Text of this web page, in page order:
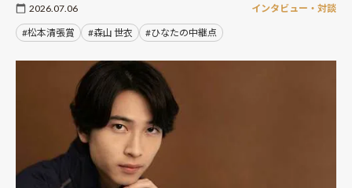
2026.07.06 インタビュー・対談
#松本清張賞 #森山 世衣 #ひなたの中継点